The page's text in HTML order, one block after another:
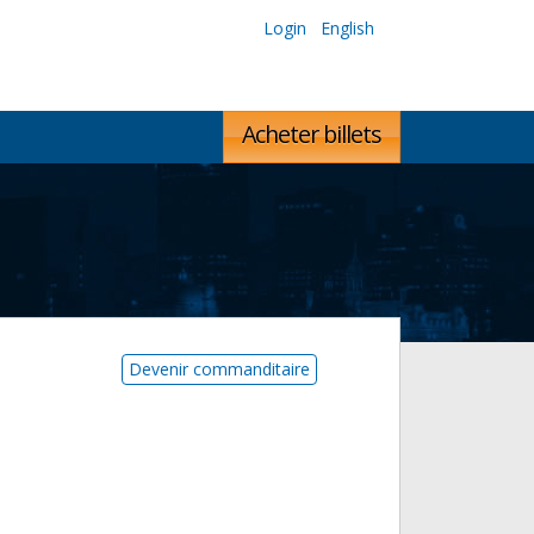
Login English
Acheter billets
Devenir commanditaire